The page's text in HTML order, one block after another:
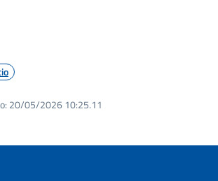
20/05/2026 10:25.11